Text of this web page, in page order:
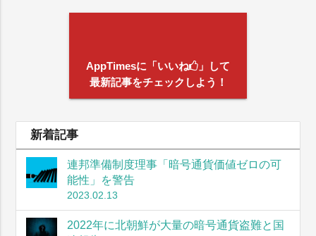
AppTimesに「いいね
」して
最新記事をチェックしよう！
新着記事
連邦準備制度理事「暗号通貨価値ゼロの可
能性」を警告
2023.02.13
2022年に北朝鮮が大量の暗号通貨盗難と国